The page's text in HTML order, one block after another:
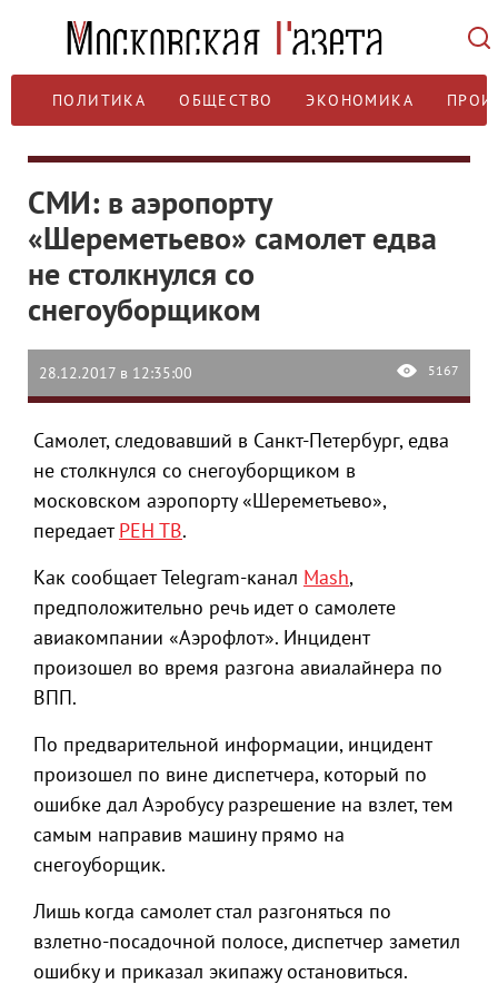
ПОЛИТИКА ОБЩЕСТВО ЭКОНОМИКА
СМИ: в аэропорту
«Шереметьево» самолет едва
не столкнулся со
снегоуборщиком
28.12.2017 в 12:35:00 5167
Самолет, следовавший в Санкт-Петербург, едва
не столкнулся со снегоуборщиком в
московском аэропорту «Шереметьево»,
передаетРЕН ТВ.
Как сообщает Telegram-канал Mash,
предположительно речь идет о самолете
авиакомпании «Аэрофлот». Инцидент
произошел во время разгона авиалайнера по
ВПП.
По предварительной информации, инцидент
произошел по вине диспетчера, который по
ошибке дал Аэробусу разрешение на взлет, тем
самым направив машину прямо на
снегоуборщик.
Лишь когда самолет стал разгоняться по
взлетно-посадочной полосе, диспетчер заметил
ошибку и приказал экипажу остановиться.